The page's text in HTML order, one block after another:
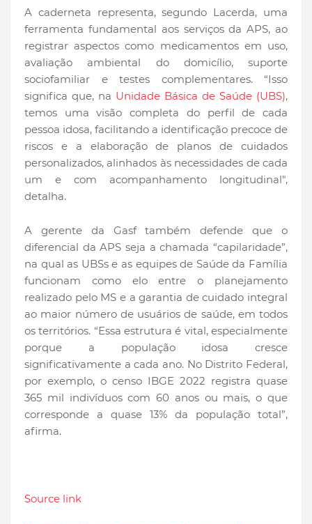
A caderneta representa, segundo Lacerda, uma
ferramenta fundamental aos serviços da APS, ao
registrar aspectos como medicamentos em uso,
avaliação ambiental do domicílio, suporte
sociofamiliar e testes complementares. “Isso
significa que, na Unidade Básica de Saúde (UBS),
temos uma visão completa do perfil de cada
pessoa idosa, facilitando a identificação precoce de
riscos e a elaboração de planos de cuidados
personalizados, alinhados às necessidades de cada
um e com acompanhamento longitudinal",
detalha.
A gerente da Gasf também defende que o
diferencial da APS seja a chamada “capilaridade”,
na qual as UBSs e as equipes de Saúde da Família
funcionam como elo entre o planejamento
realizado pelo MS e a garantia de cuidado integral
ao maior número de usuários de saúde, em todos
os territórios. “Essa estrutura é vital, especialmente
porque a população idosa cresce
significativamente a cada ano. No Distrito Federal,
por exemplo, o censo IBGE 2022 registra quase
365 mil indivíduos com 60 anos ou mais, o que
corresponde a quase 13% da população total”,
afirma.
Source link